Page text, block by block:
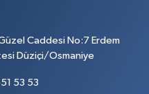
Caddesi No:7 Erdem
Düziçi/Osmaniye
53 53